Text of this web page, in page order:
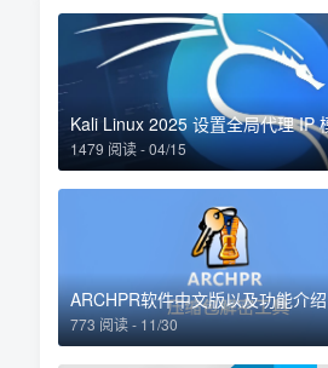
1479 阅读 - 04/15
ARCHPR软件中文版以及功能介绍
773 阅读 - 11/30